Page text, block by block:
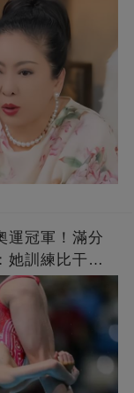
運冠軍！滿分
她訓練比干農